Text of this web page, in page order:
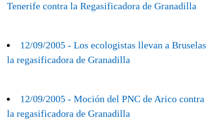
Tenerife contra la Regasificadora de Granadilla
12/09/2005 - Los ecologistas llevan a Bruselas
la regasificadora de Granadilla
12/09/2005 - Moción del PNC de Arico contra
la regasificadora de Granadilla